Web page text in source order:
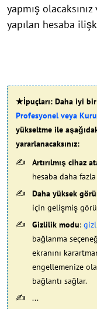
yapmış
yapılan hesaba
★İpuçları: Daha iyi bir
Profesyonel veya
yükseltme ile
yararlanacaksınız:
Artırılmış cihaz
hesaba daha
Daha yüksek
için gelişmiş
Gizlilik modu:
bağlanma
ekranını
engellemenize
bağlantı sağlar.
...